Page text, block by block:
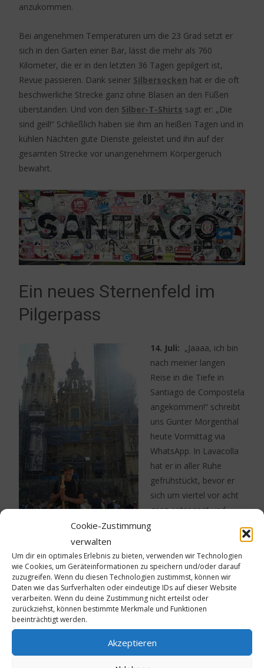
Cookie-Zustimmung
verwalten
Um dir ein optimales Erlebnis zu bieten, verwenden wir Technologien
wie Cookies, um Geräteinformationen zu speichern und/oder darauf
zuzugreifen. Wenn du diesen Technologien zustimmst, können wir
Daten wie das Surfverhalten oder eindeutige IDs auf dieser Website
verarbeiten. Wenn du deine Zustimmung nicht erteilst oder
zurückziehst, können bestimmte Merkmale und Funktionen
beeinträchtigt werden.
Akzeptieren
anzukommen.
Bei angenehmen Temperaturen um die 23 Grad setzt er
sich in den Garten einer Bar, lässt die mehr als 760
Kilometer, die er in den letzten 36 Tagen gepilgert ist,
Revue passieren. Dank seiner Silbersocken hat er die oft
beschwerliche Strecke ganz ohne Blasen an den Füßen
überstanden. Und von den Silber-T-Shirts sagt er: „Die
sind geil!“ Schließlich haben sie ihm an heißen Tagen und in
kühlen Nächten gute Dienste geleistet und ihn auf der
gesamten Strecke vor unangenehmem Körpergeruch
bewahrt.
Ein neues Sternenfeld im
Pilgerpass
Endlich angekommen.
14. Juli: „Jaaaa, ich bin
nach meiner langen
Reise in die Tiefe in
Santiago de Compostela
angekommen!“ schreibt
uns Gunter Morgenthal
heute Vormittag via
WhatsApp. In Lavacolla
hat er in aller Ruhe
gefrühstückt, bevor er
sich um viertel vor acht
ganz entspannt und
glücklich, bei strahlend
blauem Himmel, auf die
letzten elf Kilometer bis
Santiago macht. Er ist
fast allein auf dem
Jakobsweg und genießt heute alles noch viel intensiver als
sonst. Nach einer längeren Pause in Monte de Gonza, fühlt
er sich wie magisch von der großen Kathedrale in Santiago
angezogen. Auf den letzten Metern steht er neben einer
jungen Pilgerin an einer Ampel. Die Frau schaut ihn